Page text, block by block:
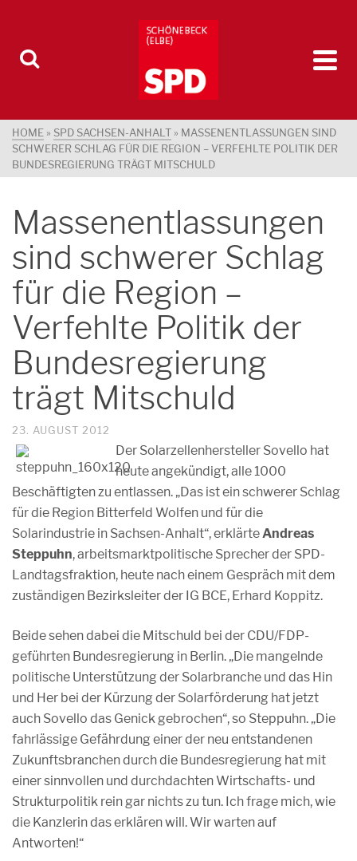
HOME » SPD SACHSEN-ANHALT » MASSENENTLASSUNGEN SIND
SCHWERER SCHLAG FÜR DIE REGION – VERFEHLTE POLITIK DER
BUNDESREGIERUNG TRÄGT MITSCHULD
Massenentlassungen
sind schwerer Schlag
für die Region –
Verfehlte Politik der
Bundesregierung
trägt Mitschuld
23. AUGUST 2012
Der Solarzellenhersteller Sovello hat
heute angekündigt, alle 1000
Beschäftigten zu entlassen. „Das ist ein schwerer Schlag
für die Region Bitterfeld Wolfen und für die
Solarindustrie in Sachsen-Anhalt“, erklärteAndreas
Steppuhn, arbeitsmarktpolitische Sprecher der SPD-
Landtagsfraktion, heute nach einem Gespräch mit dem
zuständigen Bezirksleiter der IG BCE, Erhard Koppitz.
Beide sehen dabei die Mitschuld bei der CDU/FDP-
geführten Bundesregierung in Berlin. „Die mangelnde
politische Unterstützung der Solarbranche und das Hin
und Her bei der Kürzung der Solarförderung hat jetzt
auch Sovello das Genick gebrochen“, so Steppuhn. „Die
fahrlässige Gefährdung einer der neu entstandenen
Zukunftsbranchen durch die Bundesregierung hat mit
einer sinnvollen und durchdachten Wirtschafts- und
Strukturpolitik rein gar nichts zu tun. Ich frage mich, wie
die Kanzlerin das erklären will. Wir warten auf
Antworten!“